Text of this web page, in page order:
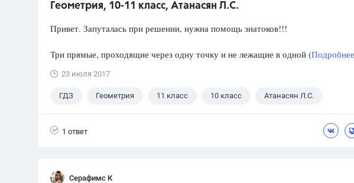
Геометрия, 10-11 класс, Атанасян Л.С.
Привет. Запуталась при решении, нужна помощь знатоков!!!
Три прямые, проходящие через одну точку и не лежащие в одной (
23 июля 2017
ГДЗ Геометрия 11 класс 10 класс Атанасян Л.С.
1 ответ
Серафимс К